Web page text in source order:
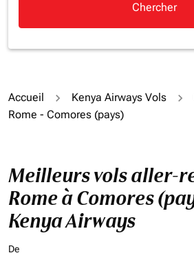
Chercher
Accueil Kenya Airways Vols
Rome - Comores (pays)
Meilleurs vols aller-
Rome à Comores
Kenya Airways
De